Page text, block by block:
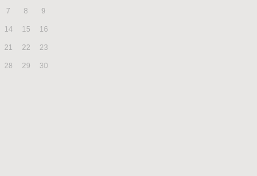
7 8 9
14 15 16
21 22 23
28 29 30